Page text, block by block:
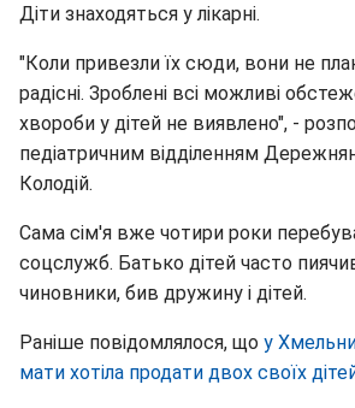
Діти знаходяться у лікарні.
"Коли привезли їх сюди, вони не
радісні. Зроблені всі можливі
хвороби у дітей не виявлено", -
педіатричним відділенням
Колодій.
Сама сім'я вже чотири роки
соцслужб. Батько дітей часто
чиновники, бив дружину і дітей.
Раніше повідомлялося, що у
мати хотіла продати двох своїх